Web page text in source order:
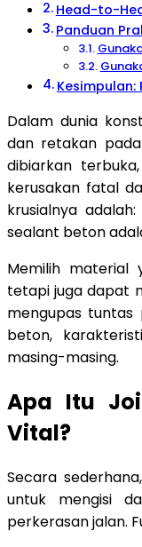
Head-to-
Panduan
Kesimpulan:
Dalam dunia
dan retakan
dibiarkan
kerusakan fatal
krusialnya
sealant beton
Memilih material
tetapi juga dapat
mengupas
beton,
masing-masing.
Apa Itu
Vital?
Secara sederhana,
untuk mengisi
perkerasan jalan.